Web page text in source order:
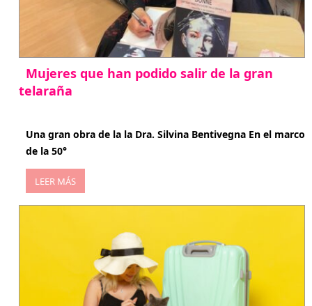
Mujeres que han podido salir de la gran
telaraña
Una gran obra de la la Dra. Silvina Bentivegna En el marco
de la 50°
LEER MÁS